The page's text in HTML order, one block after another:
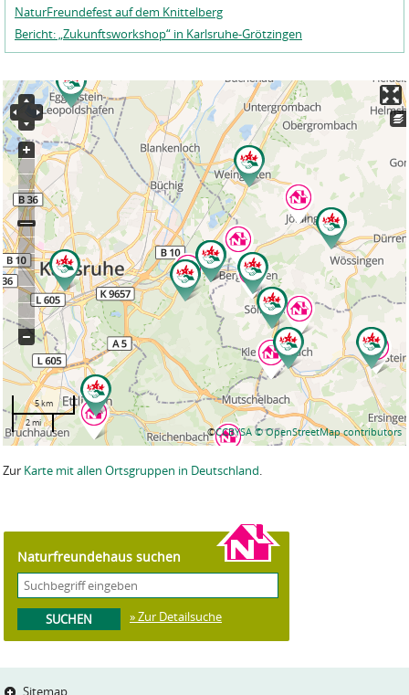
NaturFreundefest auf dem Knittelberg
Bericht: „Zukunftsworkshop“ in Karlsruhe-Grötzingen
©CCBYSA © OpenStreetMap contributors
5 km
2 mi
Zur Karte mit allen Ortsgruppen in Deutschland.
Naturfreundehaus suchen
» Zur Detailsuche
Sitemap